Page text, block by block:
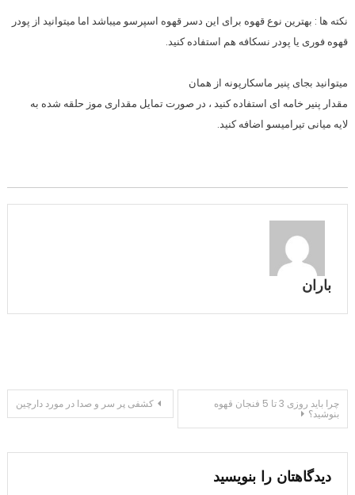
نکته ها : بهترین نوع قهوه برای این دسر قهوه اسپرسو میباشد اما میتوانید از پودر
قهوه فوری یا پودر نسکافه هم استفاده کنید.
میتوانید بجای پنیر ماسکارپونه از همان
مقدار پنیر خامه ای استفاده کنید ، در صورت تمایل مقداری موز حلقه شده به
لایه میانی تیرامیسو اضافه کنید.
باران
راهبری
کشفی پر سر و صدا در مورد دارچین چرا باید روزی 3 تا 5 فنجان قهوه
بنوشید؟
دیدگاهتان را بنویسید